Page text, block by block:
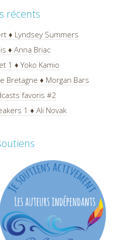
récents
♦ Lyndsey Summers
♦ Anna Briac
1 ♦ Yoko Kamio
Bretagne ♦ Morgan Bars
favoris #2
1 ♦ Ali Novak